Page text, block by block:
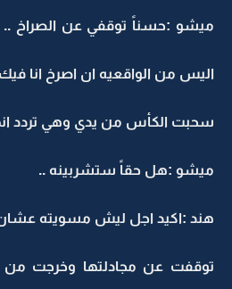
ميشو :حسناً توقفي عن الصراخ ..
اليس من الواقعيه ان اصرخ انا
سحبت الكأس من يدي وهي تردد
ميشو :هل حقاً ستشربينه ..
هند :اكيد اجل ليش مسويته
توقفت عن مجادلتها وخرجت من